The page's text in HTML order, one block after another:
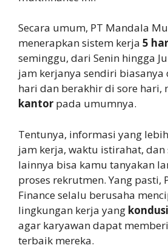
Secara umum, PT Mandala
menerapkan sistem kerja 5
seminggu, dari Senin hingga
jam kerjanya sendiri
hari dan berakhir di sore hari,
kantor pada umumnya.
Tentunya, informasi yang
jam kerja, waktu istirahat, dan
lainnya bisa kamu tanyakan
proses rekrutmen. Yang pasti,
Finance selalu berusaha
lingkungan kerja yang
agar karyawan dapat
terbaik mereka.